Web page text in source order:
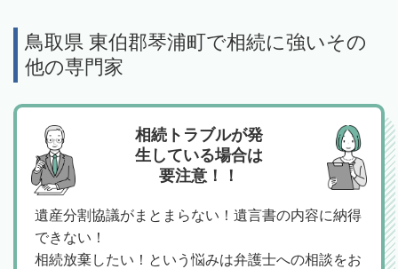
鳥取県 東伯郡琴浦町で相続に強いその
他の専門家
相続トラブルが発
生している場合は
要注意！！
遺産分割協議がまとまらない！遺言書の内容に納得
できない！
相続放棄したい！という悩みは弁護士への相談をお